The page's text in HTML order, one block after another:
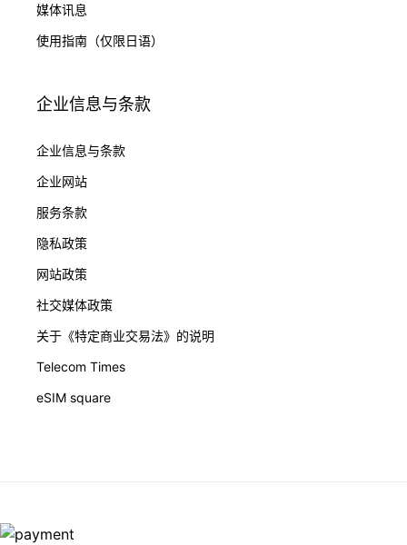
媒体讯息
使用指南（仅限日语）
企业信息与条款
企业信息与条款
企业网站
服务条款
隐私政策
网站政策
社交媒体政策
关于《特定商业交易法》的说明
Telecom Times
eSIM square